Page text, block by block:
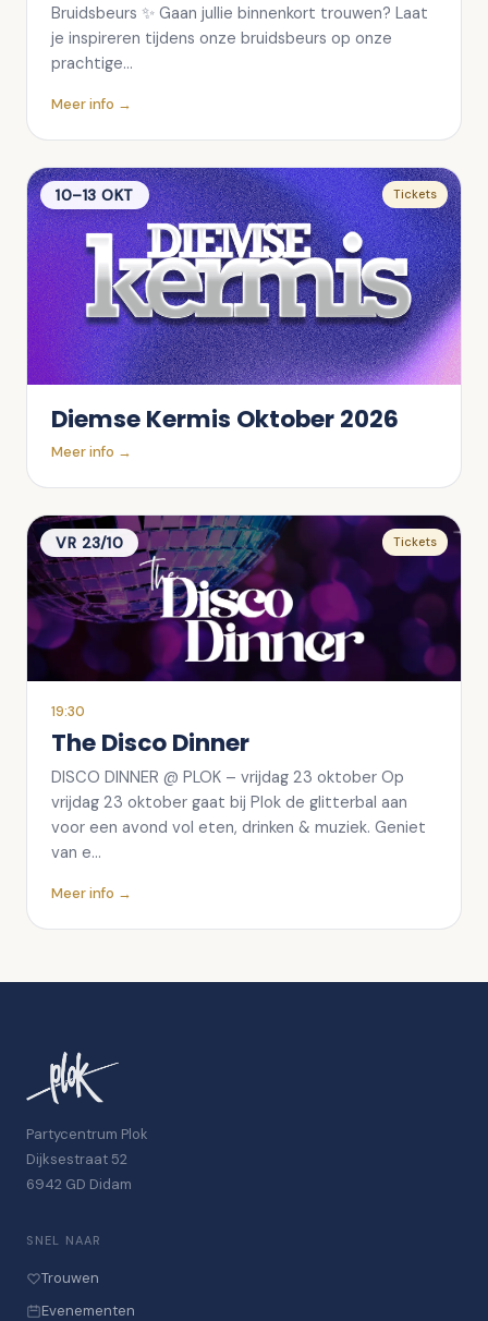
Bruidsbeurs ✨ Gaan jullie binnenkort trouwen? Laat
je inspireren tijdens onze bruidsbeurs op onze
prachtige…
Meer info →
10–13 OKT Tickets
Diemse Kermis Oktober 2026
Meer info →
VR 23/10 Tickets
19:30
The Disco Dinner
DISCO DINNER @ PLOK – vrijdag 23 oktober Op
vrijdag 23 oktober gaat bij Plok de glitterbal aan
voor een avond vol eten, drinken & muziek. Geniet
van e…
Meer info →
Partycentrum Plok
Dijksestraat 52
6942 GD Didam
SNEL NAAR
Trouwen
Evenementen